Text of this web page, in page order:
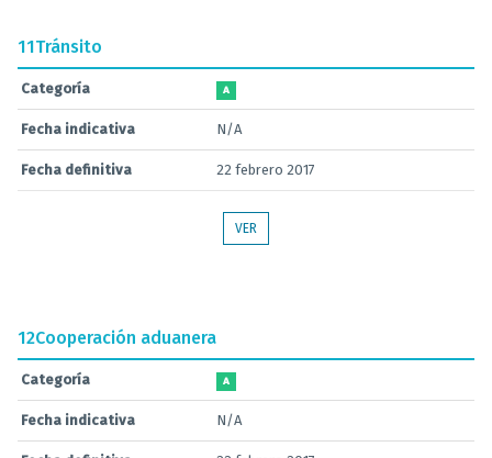
11Tránsito
Categoría A
Fecha indicativa N/A
Fecha definitiva 22 febrero 2017
VER
12Cooperación aduanera
Categoría A
Fecha indicativa N/A